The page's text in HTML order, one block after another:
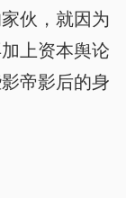
伙，就因为
上资本舆论
帝影后的身